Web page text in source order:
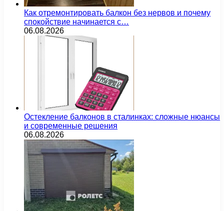
Как отремонтировать балкон без нервов и почему
спокойствие начинается с…
06.08.2026
Остекление балконов в сталинках: сложные нюансы
и современные решения
06.08.2026